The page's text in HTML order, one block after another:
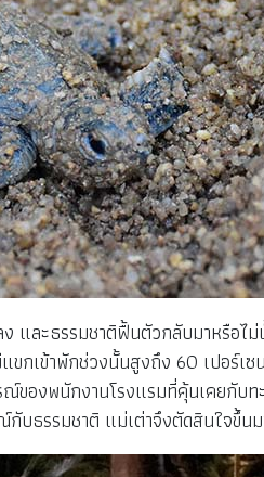
และธรรมชาติฟื้นตัวกลับมาหรือไ
กเข้าพักช่วงนั้นสูงถึง 60 เปอร์เ
ของพนักงานโรงแรมที่คุ้นเคยกับ
ธรรมชาติ แม่เต่าจึงตัดสินใจขึ้นม